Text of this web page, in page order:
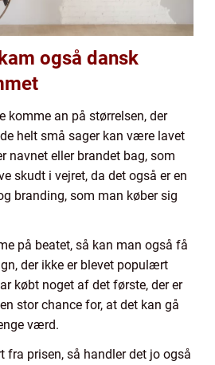
også dansk
komme an på størrelsen, der
helt små sager kan være lavet
navnet eller brandet bag, som
skudt i vejret, da det også er en
branding, som man køber sig
på beatet, så kan man også få
der ikke er blevet populært
købt noget af det første, der er
stor chance for, at det kan gå
værd.
fra prisen, så handler det jo også